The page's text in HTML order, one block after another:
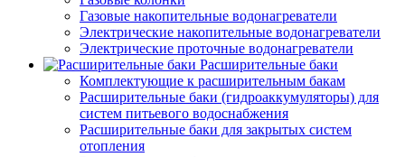
Газовые накопительные водонагреватели
Электрические накопительные водонагреватели
Электрические проточные водонагреватели
Расширительные баки
Комплектующие к расширительным бакам
Расширительные баки (гидроаккумуляторы) для
систем питьевого водоснабжения
Расширительные баки для закрытых систем
отопления